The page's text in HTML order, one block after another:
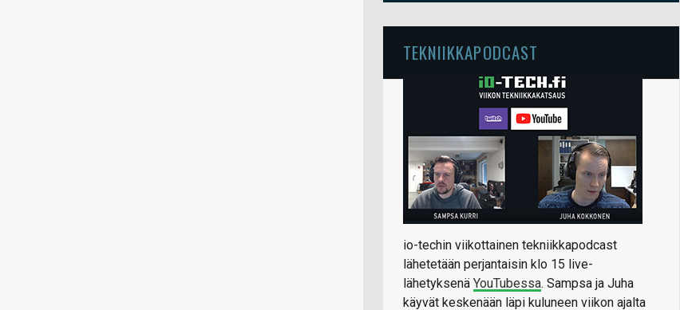
TEKNIIKKAPODCAST
io-techin viikottainen tekniikkapodcast
lähetetään perjantaisin klo 15 live-
lähetyksenä YouTubessa. Sampsa ja Juha
käyvät keskenään läpi kuluneen viikon ajalta